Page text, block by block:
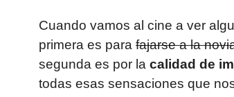
Cuando vamos al cine a ver
primera es para fajarse a la
segunda es por la calidad de
todas esas sensaciones que